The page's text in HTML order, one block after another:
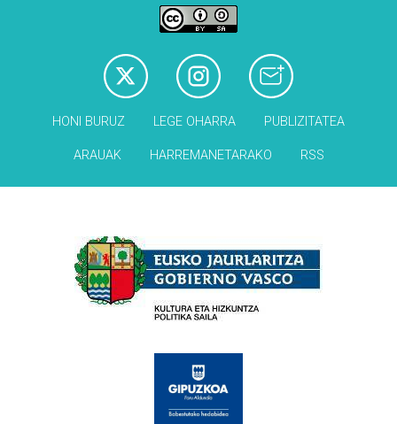
HONI BURUZ LEGE OHARRA PUBLIZITATEA
ARAUAK HARREMANETARAKO RSS